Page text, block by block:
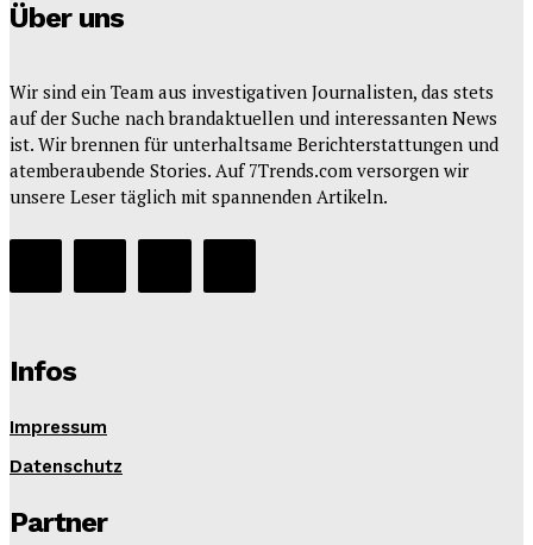
Über uns
Wir sind ein Team aus investigativen Journalisten, das stets
auf der Suche nach brandaktuellen und interessanten News
ist. Wir brennen für unterhaltsame Berichterstattungen und
atemberaubende Stories. Auf 7Trends.com versorgen wir
unsere Leser täglich mit spannenden Artikeln.
Infos
Impressum
Datenschutz
Partner